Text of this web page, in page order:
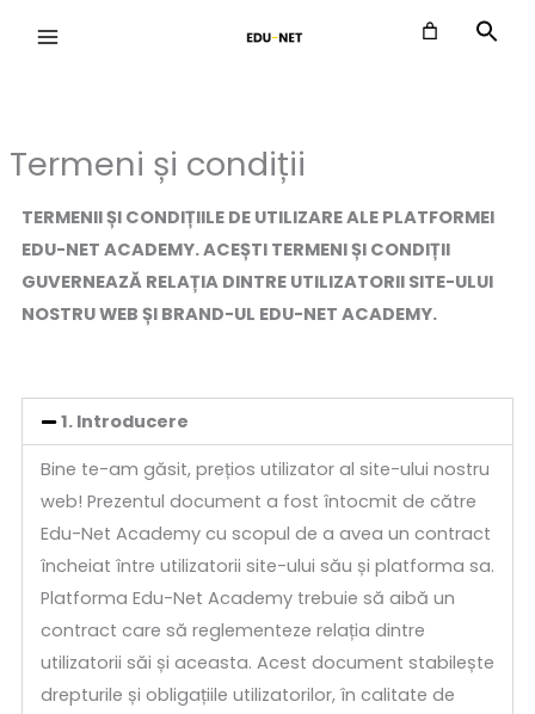
Termeni și condiții
TERMENIIȘI CONDIȚIILE DE UTILIZARE ALE PLATFORMEI
EDU-NET ACADEMY. ACEȘTI TERMENI ȘI CONDIȚII
GUVERNEAZĂ RELAȚIA DINTRE UTILIZATORII SITE-ULUI
NOSTRU WEB ȘI BRAND-UL EDU-NET ACADEMY.
1. Introducere
Bine te-am găsit, prețios utilizator al site-ului nostru
web! Prezentul document a fost întocmit de către
Edu-Net Academy cu scopul de a avea un contract
încheiat între utilizatorii site-ului său și platforma sa.
Platforma Edu-Net Academy trebuie să aibă un
contract care să reglementeze relația dintre
utilizatorii săi și aceasta. Acest document stabilește
drepturile și obligațiile utilizatorilor, în calitate de